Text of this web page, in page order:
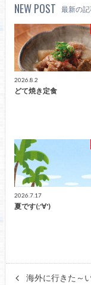
NEW POST 最新の
2026.8.2
どて焼き定食
2026.7.17
夏です(;'∀')
海外に行きた～